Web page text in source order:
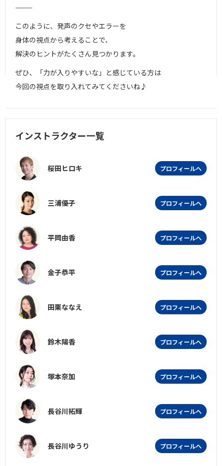
⸻
このように、発声のクセやエラーを
身体の視点から考えることで、
解決のヒントがたくさん見つかります。
ぜひ、「力が入りやすいな」と感じている方は
今回の視点を取り入れてみてくださいね♪
インストラクター一覧
桜田ヒロキ プロフィールへ
三浦優子 プロフィールへ
平岡由香 プロフィールへ
金子恭平 プロフィールへ
田栗ななえ プロフィールへ
鈴木陽香 プロフィールへ
塚本奈加 プロフィールへ
長谷川拓輝 プロフィールへ
長谷川ゆうり プロフィールへ